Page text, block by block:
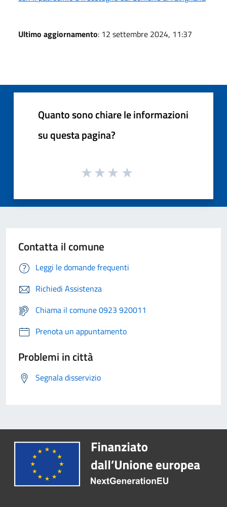
Ultimo aggiornamento: 12 settembre 2024, 11:37
Quanto sono chiare le informazioni
su questa pagina?
Contatta il comune
Leggi le domande frequenti
Richiedi Assistenza
Chiama il comune 0923 920011
Prenota un appuntamento
Problemi in città
Segnala disservizio